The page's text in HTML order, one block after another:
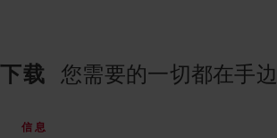
下载 您需要的一切都在手边
信息